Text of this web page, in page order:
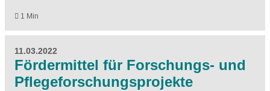
1 Min
11.03.2022
Fördermittel für Forschungs- und
Pflegeforschungsprojekte